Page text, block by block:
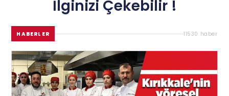
İlginizi Çekebilir !
HABERLER 11530 haber